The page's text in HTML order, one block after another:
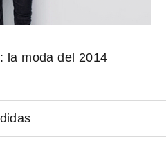
la moda del 2014